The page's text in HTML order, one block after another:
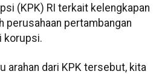
(KPK) RI terkait kelengkapan
perusahaan pertambangan
korupsi.
arahan dari KPK tersebut, kita